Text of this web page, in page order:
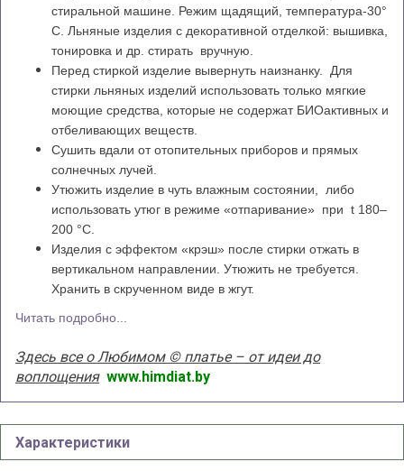
стиральной машине. Режим щадящий, температура-30°
С. Льняные изделия с декоративной отделкой: вышивка,
тонировка и др. стирать вручную.
Перед стиркой изделие вывернуть наизнанку. Для
стирки льняных изделий использовать только мягкие
моющие средства, которые не содержат БИОактивных и
отбеливающих веществ.
Сушить вдали от отопительных приборов и прямых
солнечных лучей.
Утюжить изделие в чуть влажным состоянии, либо
использовать утюг в режиме «отпаривание» при t 180–
200 °С.
Изделия с эффектом «крэш» после стирки отжать в
вертикальном направлении. Утюжить не требуется.
Хранить в скрученном виде в жгут.
Читать подробно...
Здесь все о Любимом © платье – от идеи до
воплощения www.himdiat.by
Характеристики